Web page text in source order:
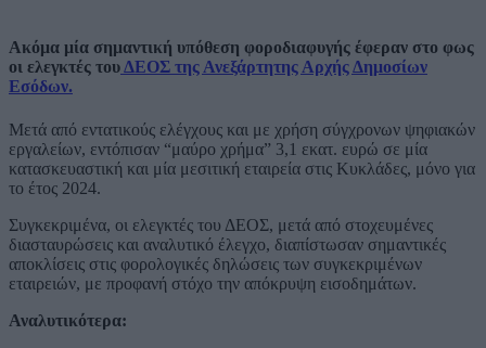
Ακόμα μία σημαντική υπόθεση φοροδιαφυγής έφεραν στο φως
οι ελεγκτές τουΔΕΟΣ της Ανεξάρτητης Αρχής Δημοσίων
Εσόδων.
Μετά από εντατικούς ελέγχους και με χρήση σύγχρονων ψηφιακών
εργαλείων, εντόπισαν “μαύρο χρήμα” 3,1 εκατ. ευρώ σε μία
κατασκευαστική και μία μεσιτική εταιρεία στις Κυκλάδες, μόνο για
το έτος 2024.
Συγκεκριμένα, οι ελεγκτές του ΔΕΟΣ, μετά από στοχευμένες
διασταυρώσεις και αναλυτικό έλεγχο, διαπίστωσαν σημαντικές
αποκλίσεις στις φορολογικές δηλώσεις των συγκεκριμένων
εταιρειών, με προφανή στόχο την απόκρυψη εισοδημάτων.
Αναλυτικότερα: